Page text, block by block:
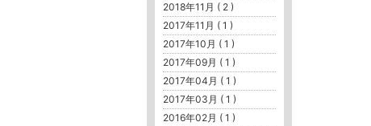
2018年11月 ( 2 )
2017年11月 ( 1 )
2017年10月 ( 1 )
2017年09月 ( 1 )
2017年04月 ( 1 )
2017年03月 ( 1 )
2016年02月 ( 1 )